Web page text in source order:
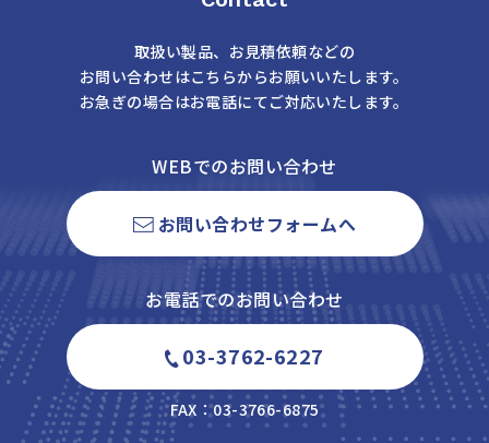
取扱い製品、お見積依頼などの
お問い合わせはこちらからお願いいたします。
お急ぎの場合はお電話にてご対応いたします。
WEBでのお問い合わせ
お問い合わせフォームへ
お電話でのお問い合わせ
03-3762-6227
FAX：03-3766-6875